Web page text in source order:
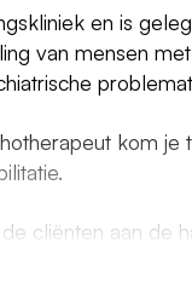
en is
van mensen
kom
cliënten aan de